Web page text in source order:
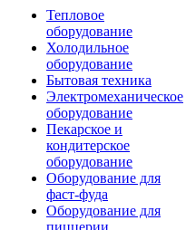
Тепловое
оборудование
Холодильное
оборудование
Бытовая техника
Электромеханическое
оборудование
Пекарское и
кондитерское
оборудование
Оборудование для
фаст-фуда
Оборудование для
пиццерии